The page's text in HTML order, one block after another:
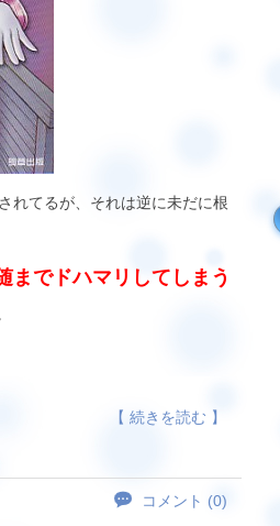
れてるが、それは逆に未だに根
までドハマリしてしまう
【 続きを読む 】
コメント (0)